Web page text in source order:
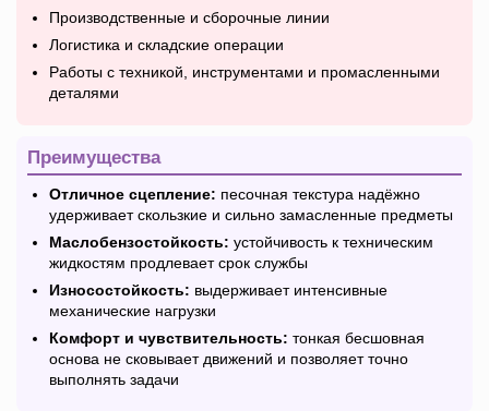
Производственные и сборочные линии
Логистика и складские операции
Работы с техникой, инструментами и промасленными
деталями
Преимущества
Отличное сцепление: песочная текстура надёжно
удерживает скользкие и сильно замасленные предметы
Маслобензостойкость: устойчивость к техническим
жидкостям продлевает срок службы
Износостойкость: выдерживает интенсивные
механические нагрузки
Комфорт и чувствительность: тонкая бесшовная
основа не сковывает движений и позволяет точно
выполнять задачи